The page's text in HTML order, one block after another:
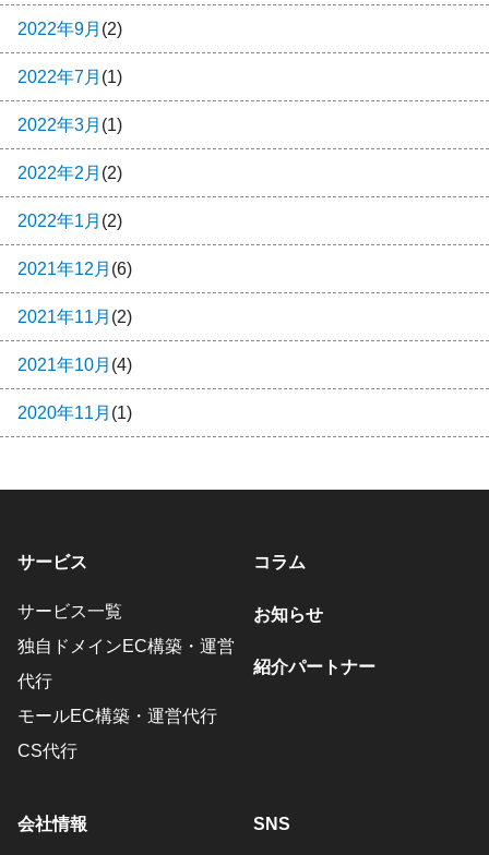
2022年9月 (2)
2022年7月 (1)
2022年3月 (1)
2022年2月 (2)
2022年1月 (2)
2021年12月 (6)
2021年11月 (2)
2021年10月 (4)
2020年11月 (1)
サービス
サービス一覧
独自ドメインEC構築・運営
代行
モールEC構築・運営代行
CS代行
コラム
お知らせ
紹介パートナー
会社情報 SNS